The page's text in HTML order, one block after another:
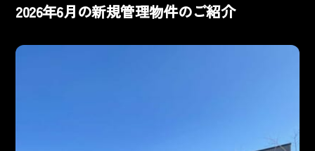
2026年6月の新規管理物件のご紹介